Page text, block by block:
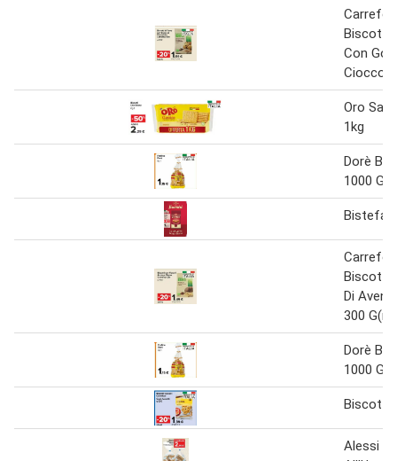
Biscotti
Con
Oro
1kg
Dorè
1000
Biscotti
Di
300
Dorè
1000
Biscotti
Alessi -